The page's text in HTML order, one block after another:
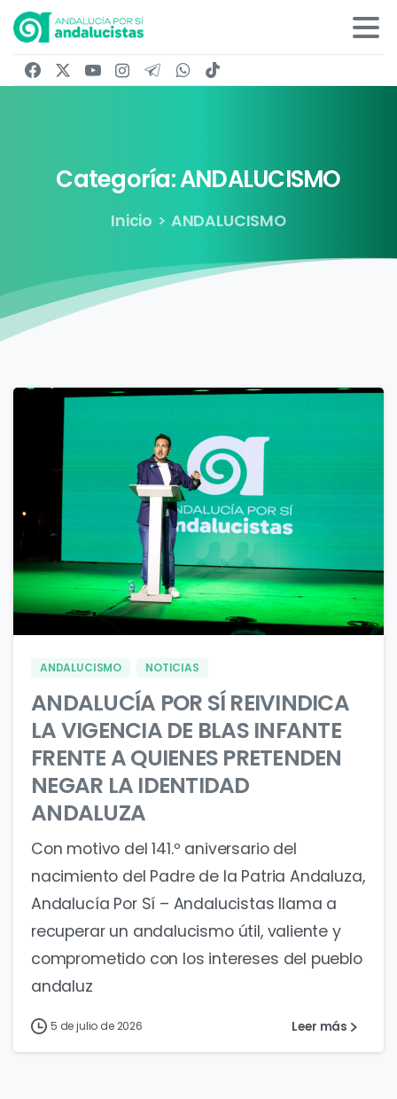
Categoría:ANDALUCISMO
Inicio ANDALUCISMO
0
ANDALUCISMO NOTICIAS
ANDALUCÍA POR SÍ REIVINDICA
LA VIGENCIA DE BLAS INFANTE
FRENTE A QUIENES PRETENDEN
NEGAR LA IDENTIDAD
ANDALUZA
Con motivo del 141.º aniversario del
nacimiento del Padre de la Patria Andaluza,
Andalucía Por Sí – Andalucistas llama a
recuperar un andalucismo útil, valiente y
comprometido con los intereses del pueblo
andaluz
5 de julio de 2026 Leer más